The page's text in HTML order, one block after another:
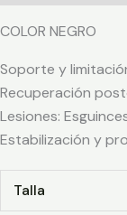
COLOR NEGRO
Soporte y
Recuperación
Lesiones:
Estabilización y
Talla